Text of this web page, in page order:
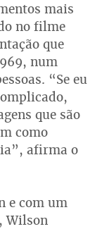
mais
no filme
que
num
“Se eu
que são
como
afirma o
e com um
Wilson